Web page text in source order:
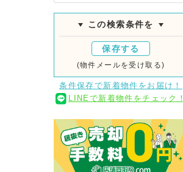
この検索条件を
保存する
(物件メールを受け取る)
条件保存で新着物件をお届け！
LINEで新着物件をチェック！